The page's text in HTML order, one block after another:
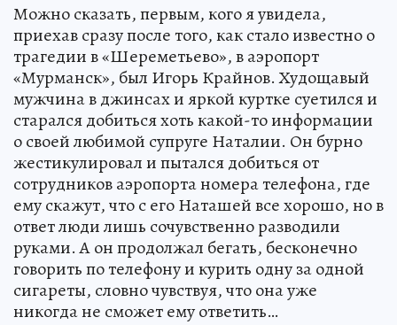
Можно сказать, первым, кого я увидела,
приехав сразу после того, как стало известно о
трагедии в «Шереметьево», в аэропорт
«Мурманск», был Игорь Крайнов. Худощавый
мужчина в джинсах и яркой куртке суетился и
старался добиться хоть какой-то информации
о своей любимой супруге Наталии. Он бурно
жестикулировал и пытался добиться от
сотрудников аэропорта номера телефона, где
ему скажут, что с его Наташей все хорошо, но в
ответ люди лишь сочувственно разводили
руками. А он продолжал бегать, бесконечно
говорить по телефону и курить одну за одной
сигареты, словно чувствуя, что она уже
никогда не сможет ему ответить…